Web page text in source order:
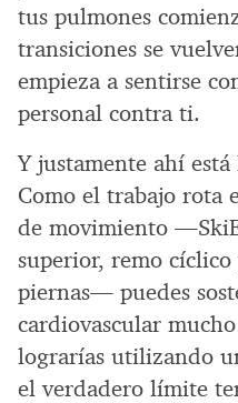
tus pulmones
transiciones se
empieza a sentirse
personal contra ti.
Y justamente ahí
Como el trabajo rota
de movimiento
superior, remo
piernas— puedes
cardiovascular
lograrías utilizando
el verdadero límite